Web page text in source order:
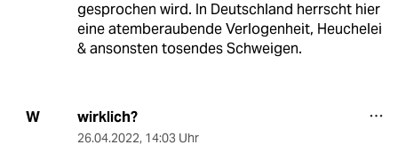
gesprochen wird. In Deutschland herrscht hier
eine atemberaubende Verlogenheit, Heuchelei
& ansonsten tosendes Schweigen.
W wirklich?
26.04.2022, 14:03 Uhr